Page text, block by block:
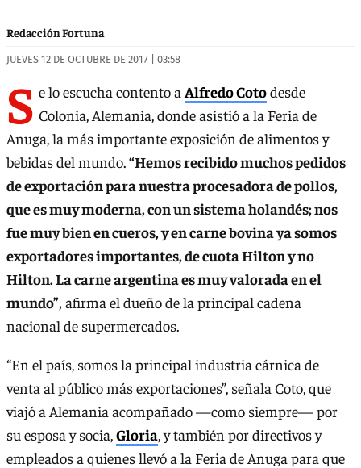
Redacción Fortuna
JUEVES 12 DE OCTUBRE DE 2017 | 03:58
S e lo escucha contento a Alfredo Cotodesde
Colonia, Alemania, donde asistió a la Feria de
Anuga, la más importante exposición de alimentos y
bebidas del mundo.“Hemos recibido muchos pedidos
de exportación para nuestra procesadora de pollos,
que es muy moderna, con un sistema holandés; nos
fue muy bien en cueros, y en carne bovina ya somos
exportadores importantes, de cuota Hilton y no
Hilton. La carne argentina es muy valorada en el
mundo”,afirma el dueño de la principal cadena
nacional de supermercados.
“En el país, somos la principal industria cárnica de
venta al público más exportaciones”, señala Coto, que
viajó a Alemania acompañado —como siempre— por
su esposa y socia,Gloria, y también por directivos y
empleados a quienes llevó a la Feria de Anuga para que